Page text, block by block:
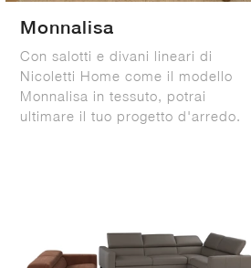
Monnalisa
Con salotti e divani lineari di
Nicoletti Home come il modello
Monnalisa in tessuto, potrai
ultimare il tuo progetto d'arredo.